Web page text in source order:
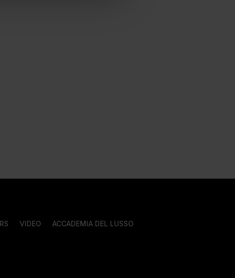
VIDEO ACCADEMIA DEL LUSSO